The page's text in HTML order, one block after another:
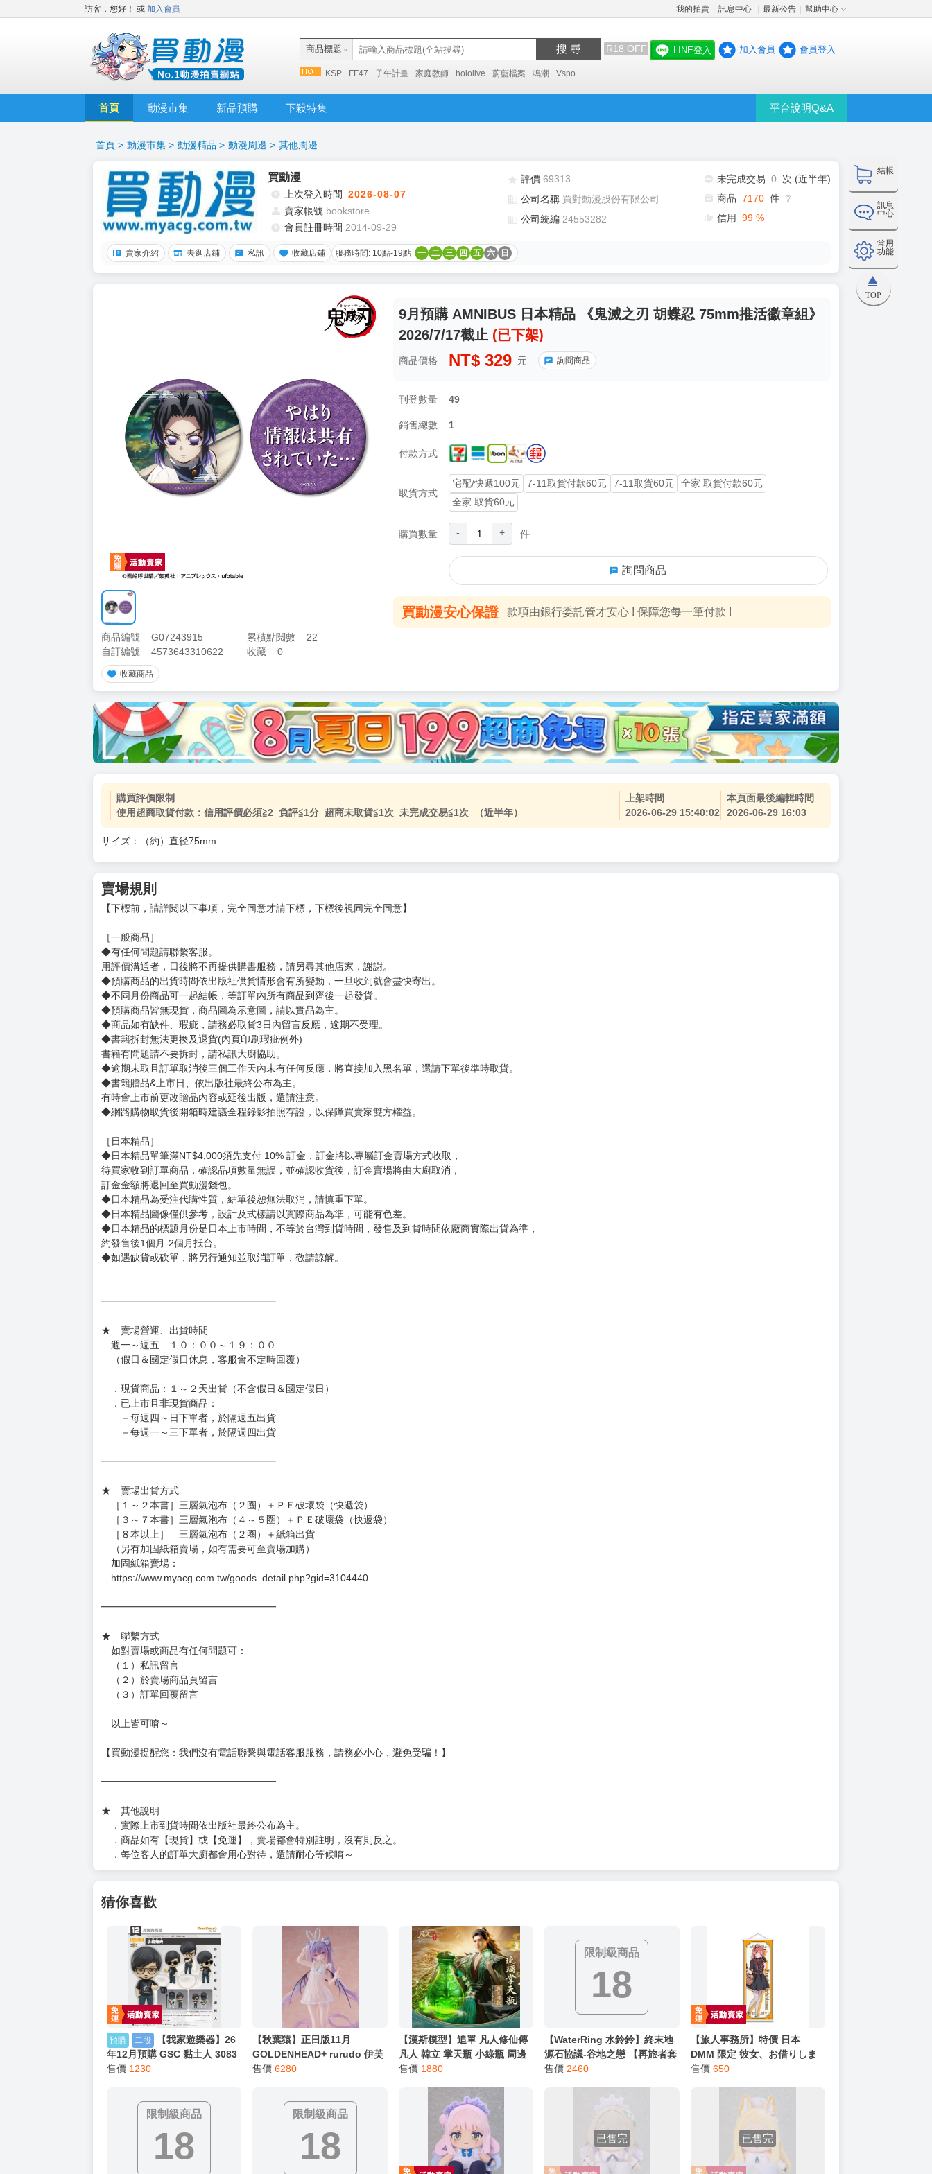
訪客，您好！ 或 加入會員 我的拍賣 訊息中心 最新公告 幫助中心
商品標題 搜 尋 R18 OFF
KSP FF47 子午計畫 家庭教師 hololive 蔚藍檔案 鳴潮 Vspo
LINE登入 加入會員 會員登入
首頁 動漫市集 新品預購 下殺特集 平台說明Q&A
結帳
訊息
中心
常用
功能
TOP
首頁 > 動漫市集 > 動漫精品 > 動漫周邊 > 其他周邊
買動漫
上次登入時間 2026-08-07
賣家帳號 bookstore
會員註冊時間 2014-09-29
評價 69313
公司名稱 買對動漫股份有限公司
公司統編 24553282
未完成交易 0
次 (近半年)
商品 7170 件 ❔
信用 99 %
賣家介紹 去逛店鋪 私訊 收藏店鋪 服務時間: 10點-19點 一 二 三 四 五 六 日
商品編號 G07243915 累積點閱數
22
自訂編號
4573643310622 收藏 0
收藏商品
9月預購 AMNIBUS 日本精品 《鬼滅之刃 胡蝶忍 75mm推活徽章組》
2026/7/17截止 (已下架)
商品價格 NT$ 329 元 詢問商品
刊登數量 49
銷售總數 1
付款方式
取貨方式
宅配/快遞100元 7-11取貨付款60元 7-11取貨60元
全家 取貨付款60元
全家 取貨60元
購買數量 - + 件
詢問商品
買動漫安心保證 款項由銀行委託管才安心 ! 保障您每一筆付款 !
購買評價限制
使用超商取貨付款：信用評價必須≧2 負評≦1分 超商未取貨≦1次 未完成交易≦1次 （近半年）
上架時間
2026-06-29 15:40:02
本頁面最後編輯時間
2026-06-29 16:03
サイズ：（約）直径75mm
賣場規則
【下標前，請詳閱以下事項，完全同意才請下標，下標後視同完全同意】
［一般商品］
◆有任何問題請聯繫客服。
用評價溝通者，日後將不再提供購書服務，請另尋其他店家，謝謝。
◆預購商品的出貨時間依出版社供貨情形會有所變動，一旦收到就會盡快寄出。
◆不同月份商品可一起結帳，等訂單內所有商品到齊後一起發貨。
◆預購商品皆無現貨，商品圖為示意圖，請以實品為主。
◆商品如有缺件、瑕疵，請務必取貨3日內留言反應，逾期不受理。
◆書籍拆封無法更換及退貨(內頁印刷瑕疵例外)
書籍有問題請不要拆封，請私訊大廚協助。
◆逾期未取且訂單取消後三個工作天內未有任何反應，將直接加入黑名單，還請下單後準時取貨。
◆書籍贈品&上市日、依出版社最終公布為主。
有時會上市前更改贈品內容或延後出版，還請注意。
◆網路購物取貨後開箱時建議全程錄影拍照存證，以保障買賣家雙方權益。
［日本精品］
◆日本精品單筆滿NT$4,000須先支付 10% 訂金，訂金將以專屬訂金賣場方式收取，
待買家收到訂單商品，確認品項數量無誤，並確認收貨後，訂金賣場將由大廚取消，
訂金金額將退回至買動漫錢包。
◆日本精品為受注代購性質，結單後恕無法取消，請慎重下單。
◆日本精品圖像僅供參考，設計及式樣請以實際商品為準，可能有色差。
◆日本精品的標題月份是日本上市時間，不等於台灣到貨時間，發售及到貨時間依廠商實際出貨為準，
約發售後1個月-2個月抵台。
◆如遇缺貨或砍單，將另行通知並取消訂單，敬請諒解。
━━━━━━━━━━━━━━━━━━
★ 賣場營運、出貨時間
週一～週五 １０：００～１９：００
（假日＆國定假日休息，客服會不定時回覆）
．現貨商品：１～２天出貨（不含假日＆國定假日）
．已上市且非現貨商品：
－每週四～日下單者，於隔週五出貨
－每週一～三下單者，於隔週四出貨
━━━━━━━━━━━━━━━━━━
★ 賣場出貨方式
［１～２本書］三層氣泡布（２圈）＋ＰＥ破壞袋（快遞袋）
［３～７本書］三層氣泡布（４～５圈）＋ＰＥ破壞袋（快遞袋）
［８本以上］ 三層氣泡布（２圈）＋紙箱出貨
（另有加固紙箱賣場，如有需要可至賣場加購）
加固紙箱賣場：
https://www.myacg.com.tw/goods_detail.php?gid=3104440
━━━━━━━━━━━━━━━━━━
★ 聯繫方式
如對賣場或商品有任何問題可：
（１）私訊留言
（２）於賣場商品頁留言
（３）訂單回覆留言
以上皆可唷～
【買動漫提醒您：我們沒有電話聯繫與電話客服服務，請務必小心，避免受騙！】
━━━━━━━━━━━━━━━━━━
★ 其他說明
．實際上市到貨時間依出版社最終公布為主。
．商品如有【現貨】或【免運】，賣場都會特別註明，沒有則反之。
．每位客人的訂單大廚都會用心對待，還請耐心等候唷～
猜你喜歡
預購 二段
【我家遊樂器】26
年12月預購 GSC 黏土人 3083
KOJIMA PRODUCTIONS 小島
售價 1230
【秋葉猿】正日版11月
GOLDENHEAD+ rurudo 伊芙
イヴ ウサミミランジェリー
售價 6280
【漢斯模型】追單 凡人修仙傳
凡人 韓立 掌天瓶 小綠瓶 周邊
吊飾
售價 1880
限制級商品
18
【WaterRing 水鈴鈴】終末地
源石協議-谷地之戀 【再旅者套
組】價值5390元 明日方舟{宅
售價 2460
【旅人事務所】特價 日本
DMM 限定 彼女、​お借りしま
す 出租女友 櫻澤墨 桜沢墨 萬
價990元 特價650元】
售價 650
限制級商品
18
限制級商品
18 已售完 已售完